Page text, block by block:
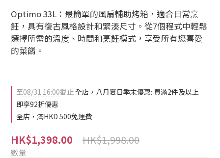
Optimo 33L：最簡單的風扇輔助烤箱，適合日常烹
飪，具有復古風格設計和緊湊尺寸。從7個程式中輕鬆
選擇所需的溫度、時間和烹飪模式，享受所有您喜愛
的菜餚。
至08/31 16:00截止全店，八月夏日季末優惠: 買滿2件及以上
即享92折優惠
全店，滿HKD 500免運費
HK$1,398.00 HK$1,998.00
數量